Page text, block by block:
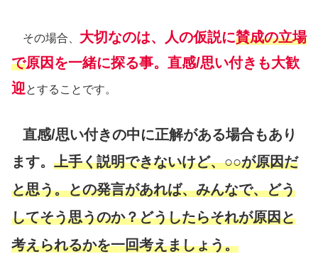
その場合、 大切なのは、人の仮説に賛成の立場
で原因を一緒に探る事。直感/思い付きも大歓
迎とすることです。
直感/思い付きの中に正解がある場合もあり
ます。 上手く説明できないけど、○○が原因だ
と思う。との発言があれば、みんなで、どう
してそう思うのか？どうしたらそれが原因と
考えられるかを一回考えましょう。